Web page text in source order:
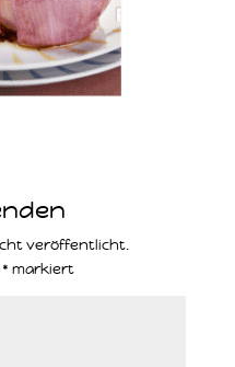
veröffentlicht.
* markiert